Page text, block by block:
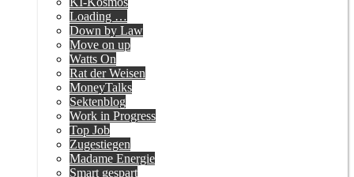
Loading …
Down by Law
Move on up
Watts On
Rat der Weisen
MoneyTalks
Sektenblog
Work in Progress
Top Job
Zugestiegen
Madame Energie
Smart gespart